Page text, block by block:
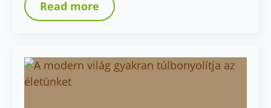
Read more